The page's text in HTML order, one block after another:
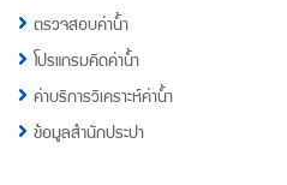
ตรวจสอบค่าน้ำ
โปรแกรมคิดค่าน้ำ
ค่าบริการวิเคราะห์ค่าน้ำ
ข้อมูลสำนักประปา